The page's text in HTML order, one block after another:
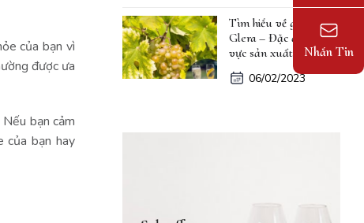
của bạn vì
được ưa
bạn cảm
của bạn hay
Tìm hiểu về giống nho
Glera – Đặc điểm, khu
vực sản xuất
06/02/2023
Nhắn Tin